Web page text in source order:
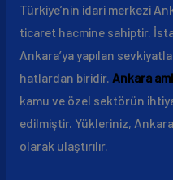
Türkiye’nin idari merkezi
ticaret hacmine sahiptir.
Ankara’ya yapılan
hatlardan biridir. Ankara
kamu ve özel sektörün
edilmiştir. Yükleriniz,
olarak ulaştırılır.